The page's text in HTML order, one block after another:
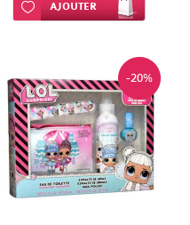
Ajouter à ma liste d’envie
AJOUTER
-20%